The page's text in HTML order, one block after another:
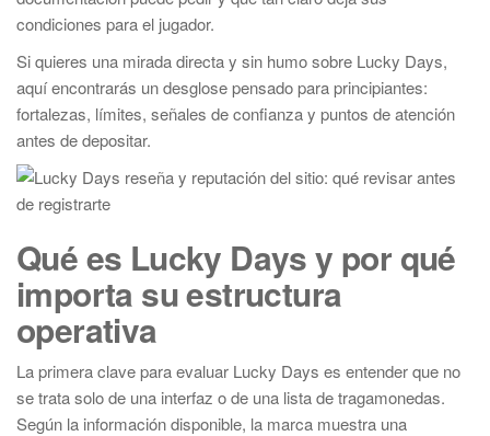
condiciones para el jugador.
Si quieres una mirada directa y sin humo sobre Lucky Days,
aquí encontrarás un desglose pensado para principiantes:
fortalezas, límites, señales de confianza y puntos de atención
antes de depositar.
Qué es Lucky Days y por qué
importa su estructura
operativa
La primera clave para evaluar Lucky Days es entender que no
se trata solo de una interfaz o de una lista de tragamonedas.
Según la información disponible, la marca muestra una